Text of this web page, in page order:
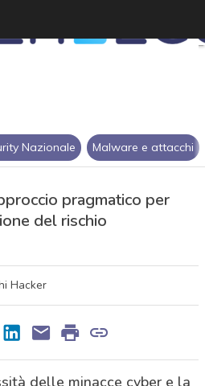
Nazionale Malware e attacchi
pragmatico per
del rischio
Hacker
delle minacce cyber e la